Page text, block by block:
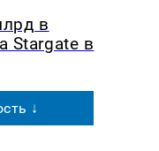
в
Stargate в
↓